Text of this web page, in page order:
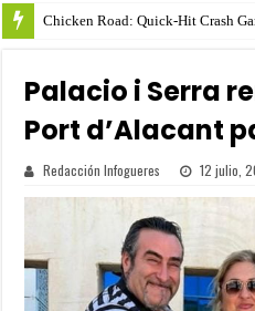
Chicken Road: Quick‑Hit Crash
Palacio i Serra
Port d’Alacant
Redacción Infogueres 12 julio,